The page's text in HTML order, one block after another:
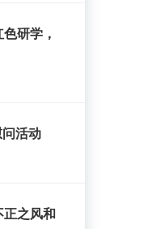
研学，
活动
正之风和